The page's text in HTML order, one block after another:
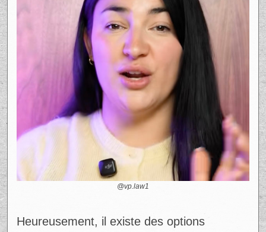
@vp.law1
Heureusement, il existe des options